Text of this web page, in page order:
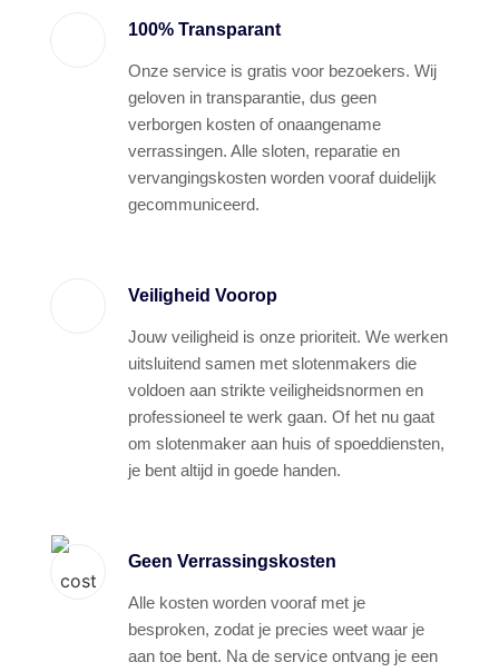
100% Transparant
Onze service is gratis voor bezoekers. Wij
geloven in transparantie, dus geen
verborgen kosten of onaangename
verrassingen. Alle sloten, reparatie en
vervangingskosten worden vooraf duidelijk
gecommuniceerd.
Veiligheid Voorop
Jouw veiligheid is onze prioriteit. We werken
uitsluitend samen met slotenmakers die
voldoen aan strikte veiligheidsnormen en
professioneel te werk gaan. Of het nu gaat
om slotenmaker aan huis of spoeddiensten,
je bent altijd in goede handen.
Geen Verrassingskosten
Alle kosten worden vooraf met je
besproken, zodat je precies weet waar je
aan toe bent. Na de service ontvang je een